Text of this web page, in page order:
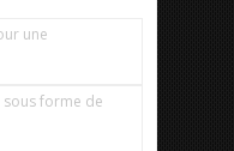
une
forme de